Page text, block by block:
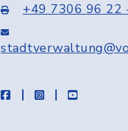
+49 7306 96 22
facebookinstagramyoutube